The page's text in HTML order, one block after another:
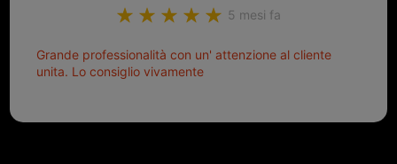
5 mesi fa
Grande professionalità con un' attenzione al cliente
unita. Lo consiglio vivamente